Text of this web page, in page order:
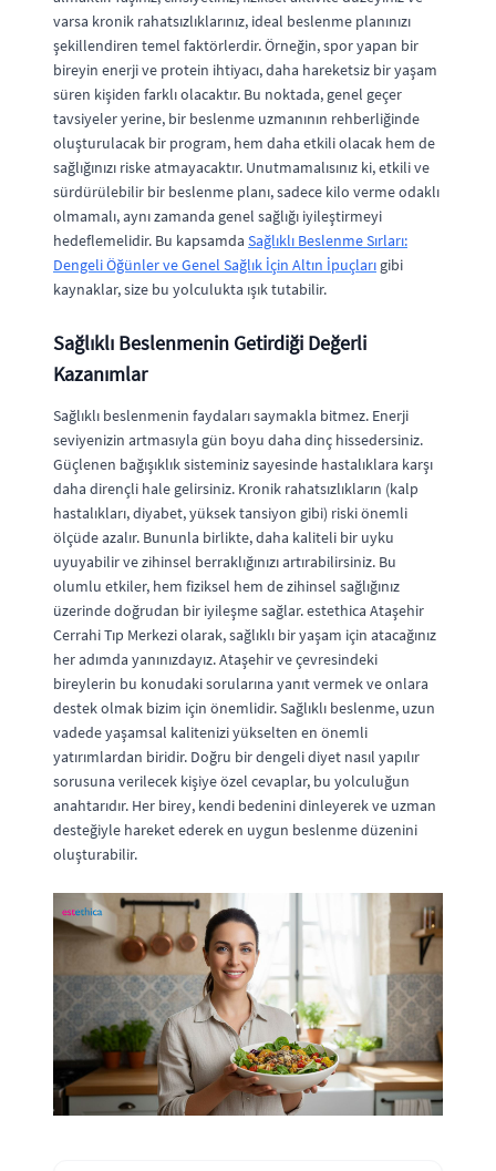
varsa kronik rahatsızlıklarınız, ideal beslenme planınızı
şekillendiren temel faktörlerdir. Örneğin, spor yapan bir
bireyin enerji ve protein ihtiyacı, daha hareketsiz bir yaşam
süren kişiden farklı olacaktır. Bu noktada, genel geçer
tavsiyeler yerine, bir beslenme uzmanının rehberliğinde
oluşturulacak bir program, hem daha etkili olacak hem de
sağlığınızı riske atmayacaktır. Unutmamalısınız ki, etkili ve
sürdürülebilir bir beslenme planı, sadece kilo verme odaklı
olmamalı, aynı zamanda genel sağlığı iyileştirmeyi
hedeflemelidir. Bu kapsamda Sağlıklı Beslenme Sırları:
Dengeli Öğünler ve Genel Sağlık İçin Altın İpuçları gibi
kaynaklar, size bu yolculukta ışık tutabilir.
Sağlıklı Beslenmenin Getirdiği Değerli
Kazanımlar
Sağlıklı beslenmenin faydaları saymakla bitmez. Enerji
seviyenizin artmasıyla gün boyu daha dinç hissedersiniz.
Güçlenen bağışıklık sisteminiz sayesinde hastalıklara karşı
daha dirençli hale gelirsiniz. Kronik rahatsızlıkların (kalp
hastalıkları, diyabet, yüksek tansiyon gibi) riski önemli
ölçüde azalır. Bununla birlikte, daha kaliteli bir uyku
uyuyabilir ve zihinsel berraklığınızı artırabilirsiniz. Bu
olumlu etkiler, hem fiziksel hem de zihinsel sağlığınız
üzerinde doğrudan bir iyileşme sağlar. estethica Ataşehir
Cerrahi Tıp Merkezi olarak, sağlıklı bir yaşam için atacağınız
her adımda yanınızdayız. Ataşehir ve çevresindeki
bireylerin bu konudaki sorularına yanıt vermek ve onlara
destek olmak bizim için önemlidir. Sağlıklı beslenme, uzun
vadede yaşamsal kalitenizi yükselten en önemli
yatırımlardan biridir. Doğru bir dengeli diyet nasıl yapılır
sorusuna verilecek kişiye özel cevaplar, bu yolculuğun
anahtarıdır. Her birey, kendi bedenini dinleyerek ve uzman
desteğiyle hareket ederek en uygun beslenme düzenini
oluşturabilir.